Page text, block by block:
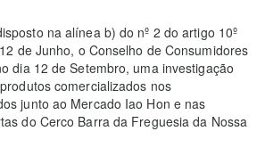
na alínea b) do nº 2 do artigo 10º
de Junho, o Conselho de Consumidores
dia 12 de Setembro, uma investigação
comercializados nos
junto ao Mercado Iao Hon e nas
do Cerco Barra da Freguesia da Nossa